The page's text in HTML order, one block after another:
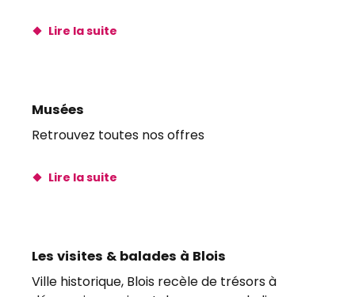
Lire la suite
Musées
Retrouvez toutes nos offres
Lire la suite
Les visites & balades à Blois
Ville historique, Blois recèle de trésors à